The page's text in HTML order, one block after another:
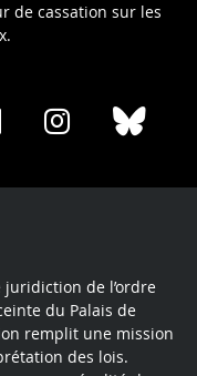
de cassation sur les
Share
LinkedIn
Share
Instagram
de l’ordre
du Palais de
remplit une mission
des lois.